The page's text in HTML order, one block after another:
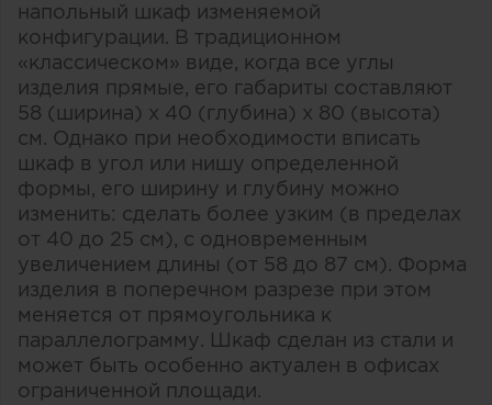
напольный шкаф изменяемой
конфигурации. В традиционном
«классическом» виде, когда все углы
изделия прямые, его габариты составляют
58 (ширина) х 40 (глубина) х 80 (высота)
см. Однако при необходимости вписать
шкаф в угол или нишу определенной
формы, его ширину и глубину можно
изменить: сделать более узким (в пределах
от 40 до 25 см), с одновременным
увеличением длины (от 58 до 87 см). Форма
изделия в поперечном разрезе при этом
меняется от прямоугольника к
параллелограмму. Шкаф сделан из стали и
может быть особенно актуален в офисах
ограниченной площади.